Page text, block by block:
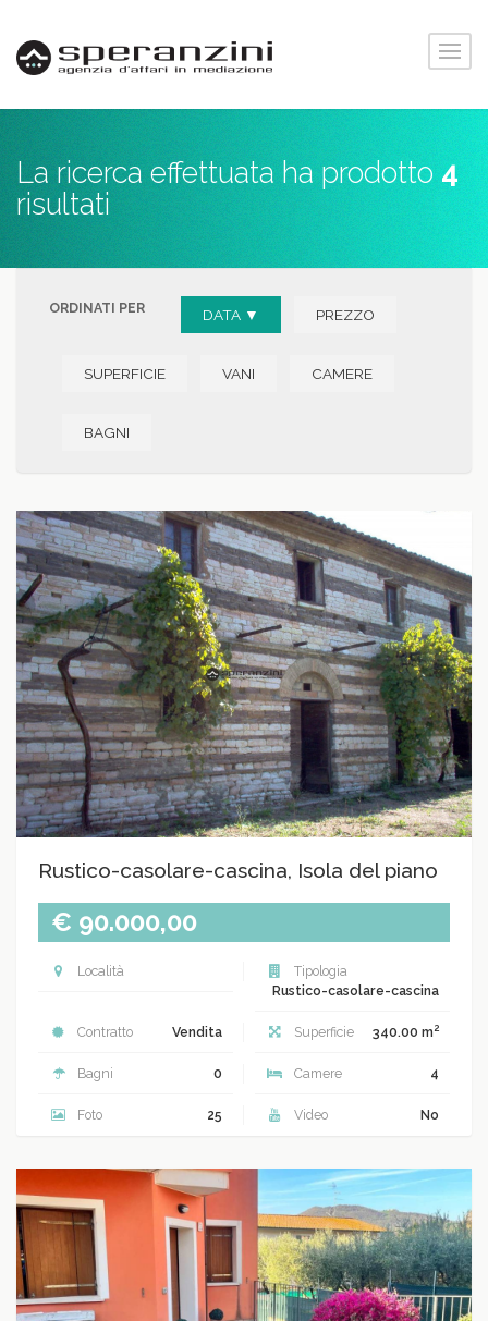
La ricerca effettuata ha prodotto 4
risultati
ORDINATI PER DATA ▼ PREZZO
SUPERFICIE VANI CAMERE
BAGNI
Rustico-casolare-cascina, Isola del piano
€ 90.000,00
Località
Tipologia
Rustico-casolare-cascina
Contratto Vendita Superficie 340.00 m2
Bagni 0 Camere 4
Foto 25 Video No